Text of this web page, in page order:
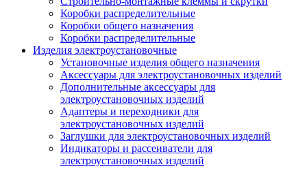
Коробки распределительные
Коробки общего назначения
Коробки распределительные
Изделия электроустановочные
Установочные изделия общего назначения
Аксессуары для электроустановочных изделий
Дополнительные аксессуары для
электроустановочных изделий
Адаптеры и переходники для
электроустановочных изделий
Заглушки для электроустановочных изделий
Индикаторы и рассеиватели для
электроустановочных изделий